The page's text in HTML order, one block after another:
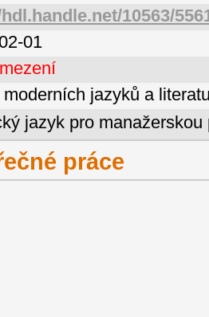
10563/
01
moderních jazyků a
jazyk pro manažerskou
práce